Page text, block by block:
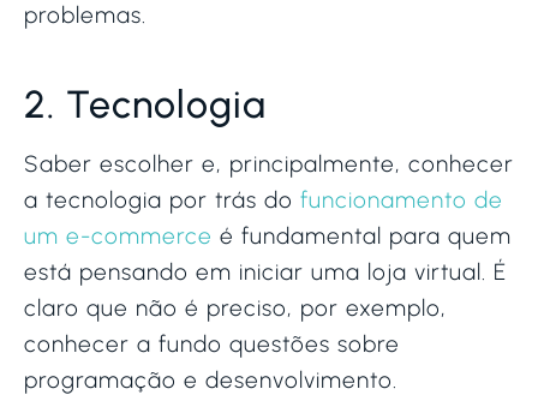
problemas.
2. Tecnologia
Saber escolher e, principalmente, conhecer
a tecnologia por trás do funcionamento de
um e-commerce é fundamental para quem
está pensando em iniciar uma loja virtual. É
claro que não é preciso, por exemplo,
conhecer a fundo questões sobre
programação e desenvolvimento.